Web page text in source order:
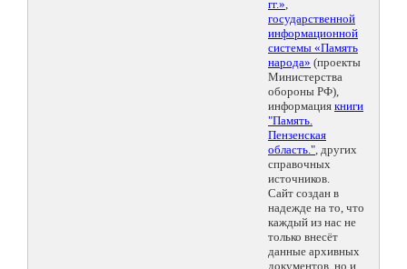
гг.»,
государственной
информационной
системы «Память
народа» (проекты
Министерства
обороны РФ),
информация книги
"Память.
Пензенская
область.", других
справочных
источников.
Сайт создан в
надежде на то, что
каждый из нас не
только внесёт
данные архивных
документов, но и